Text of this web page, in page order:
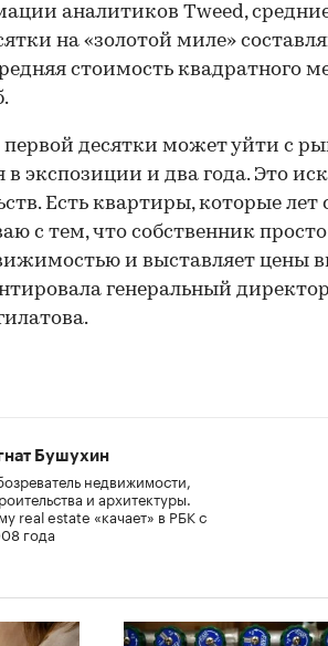
аналитиков Tweed,
на «золотой миле»
стоимость квадратного
десятки может уйти с
в экспозиции и два года. Это
Есть квартиры, которые лет
с тем, что собственник
и выставляет цены
генеральный директор
Бушухин
недвижимости,
и архитектуры.
real estate «качает» в РБК с
года